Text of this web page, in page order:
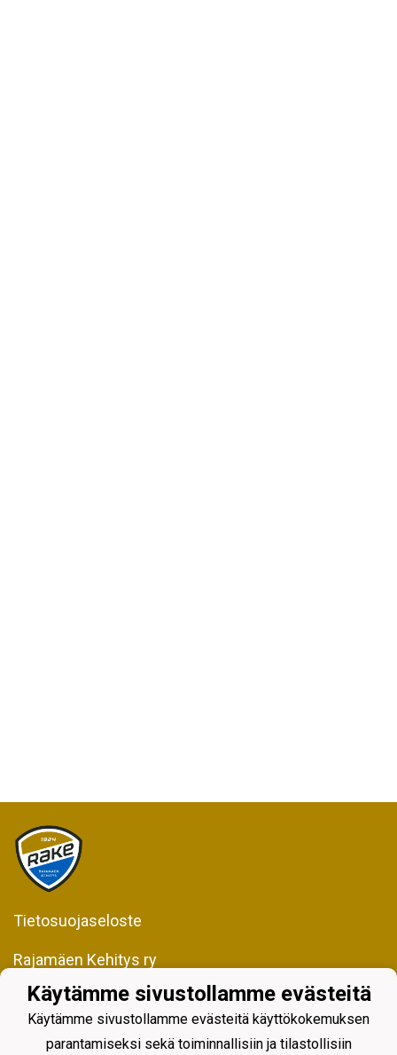
Tietosuojaseloste
Rajamäen Kehitys ry
05200 Rajamäki
Y-tunnus 0598128-2
Käytämme sivustollamme evästeitä
Käytämme sivustollamme evästeitä käyttökokemuksen
parantamiseksi sekä toiminnallisiin ja tilastollisiin